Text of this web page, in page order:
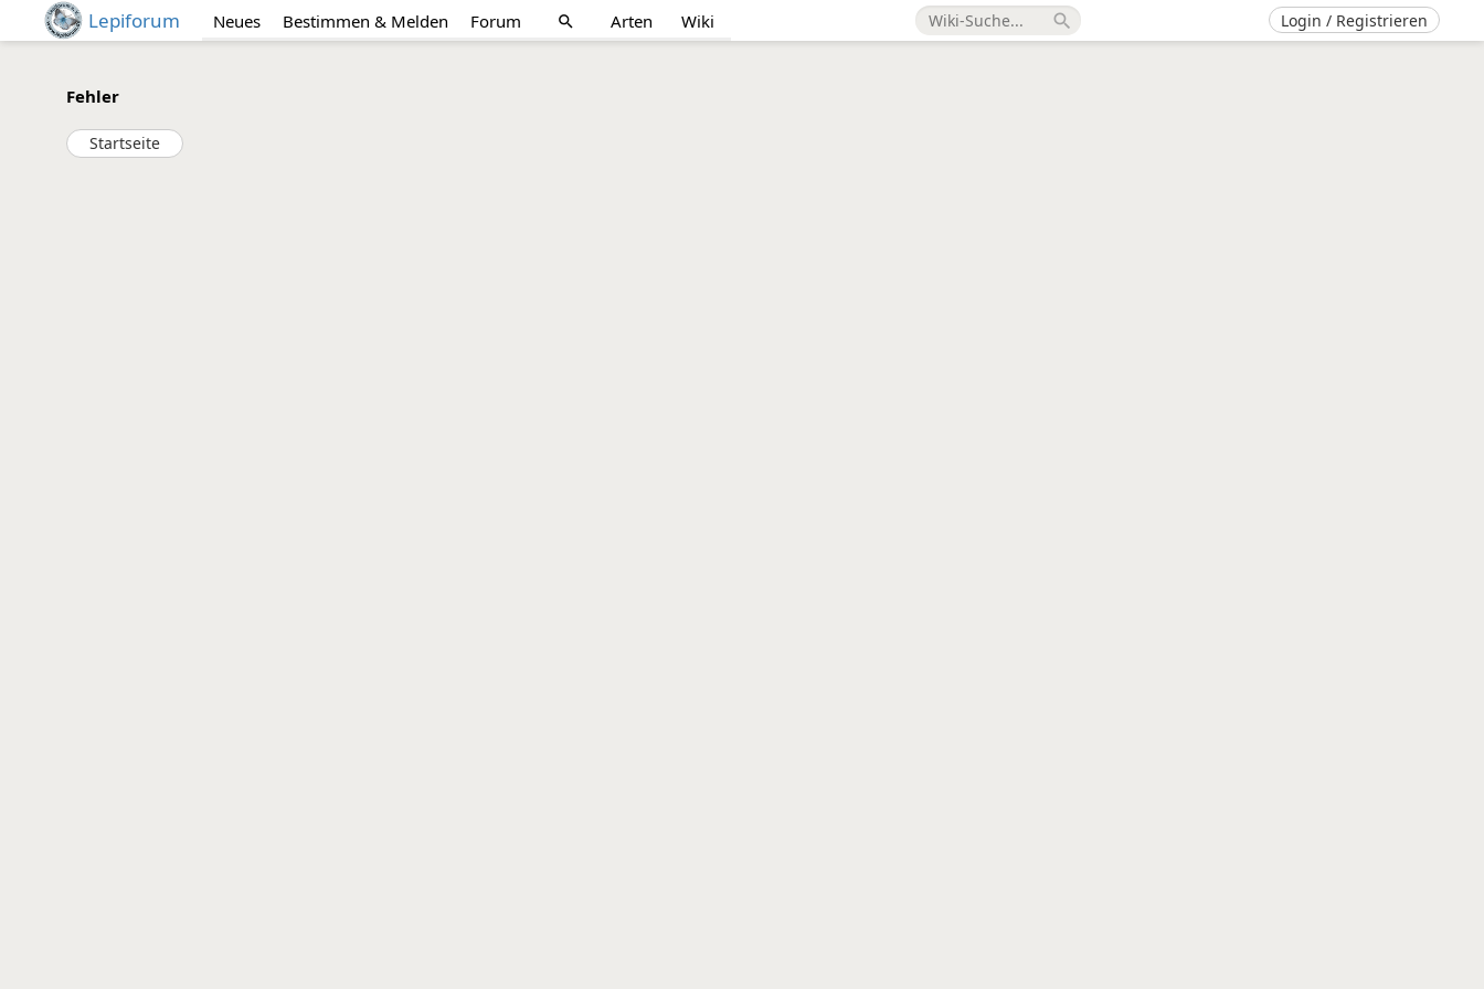
Lepiforum Neues Bestimmen & Melden Forum search Arten Wiki search Login / Registrieren
Fehler
Startseite